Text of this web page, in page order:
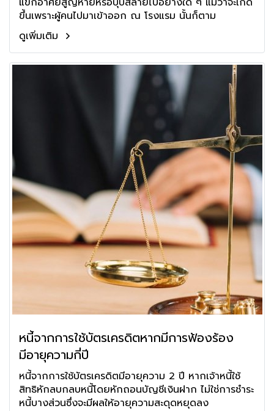
ขึ้นเพราะผู้คนไปมาเข้าออก ณ โรงแรม นั้นก็ตาม
ดูเพิ่มเติม
หนี้จากการใช้บัตรเครดิตหากมีการฟ้องร้อง
มีอายุความกี่ปี
หนี้จากการใช้บัตรเครดิตมีอายุความ 2 ปี หากเจ้าหนี้ใช้
สิทธิหักลบกลบหนี้โดยหักถอนบัญชีเงินฝาก ไม่ใช่การชำระ
หนี้บางส่วนซึ่งจะมีผลให้อายุความสะดุดหยุดลง